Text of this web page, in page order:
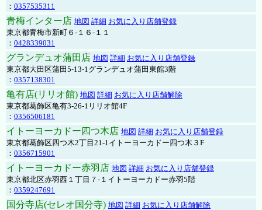
： 0357535311
青梅インター店 地図 詳細 お気に入り店舗登録
東京都青梅市新町６-１６-１１
： 0428339031
グランデュオ蒲田店 地図 詳細 お気に入り店舗登録
東京都大田区蒲田5-13-1グランデュオ蒲田東館3階
： 0357138301
亀有店(リリオ館) 地図 詳細 お気に入り店舗解除
東京都葛飾区亀有3-26-1リリオ館4F
： 0356506181
イトーヨーカドー四つ木店 地図 詳細 お気に入り店舗登録
東京都葛飾区四つ木2丁目21-1イトーヨーカドー四つ木３F
： 0356715901
イトーヨーカドー赤羽店 地図 詳細 お気に入り店舗登録
東京都北区赤羽西１丁目７-１イトーヨーカドー赤羽5階
： 0359247691
国分寺店(セレオ国分寺) 地図 詳細 お気に入り店舗解除